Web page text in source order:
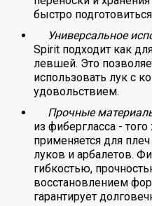
быстро
Универсальное
Spirit подходит как
левшей. Это
использовать лук с
удовольствием.
Прочные
из фибергласса -
применяется для
луков и арбалетов.
гибкостью,
восстановлением
гарантирует